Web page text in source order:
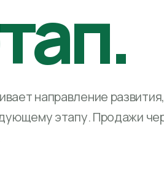
направление развития,
этапу. Продажи